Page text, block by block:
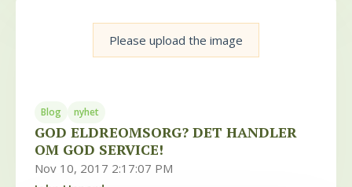
Please upload the image
Blog nyhet
GOD ELDREOMSORG? DET HANDLER
OM GOD SERVICE!
Nov 10, 2017 2:17:07 PM